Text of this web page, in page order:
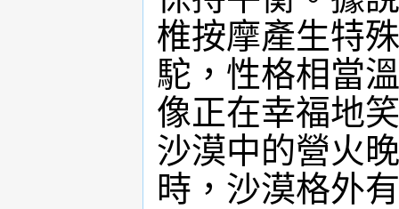
椎按摩產生特
駝，性格相當
像正在幸福地
沙漠中的營火
時，沙漠格外